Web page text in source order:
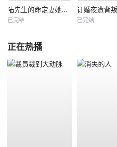
陆先生的命定妻她飒又野
已完结 已完结
正在热播